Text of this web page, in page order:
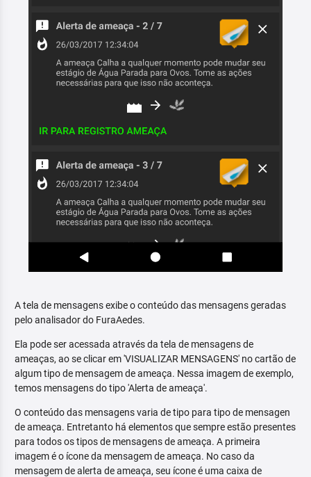
A tela de mensagens exibe o conteúdo das mensagens geradas
pelo analisador do FuraAedes.
Ela pode ser acessada através da tela de mensagens de
ameaças, ao se clicar em 'VISUALIZAR MENSAGENS' no cartão de
algum tipo de mensagem de ameaça. Nessa imagem de exemplo,
temos mensagens do tipo 'Alerta de ameaça'.
O conteúdo das mensagens varia de tipo para tipo de mensagen
de ameaça. Entretanto há elementos que sempre estão presentes
para todos os tipos de mensagens de ameaça. A primeira
imagem é o ícone da mensagem de ameaça. No caso da
mensagem de alerta de ameaça, seu ícone é uma caixa de